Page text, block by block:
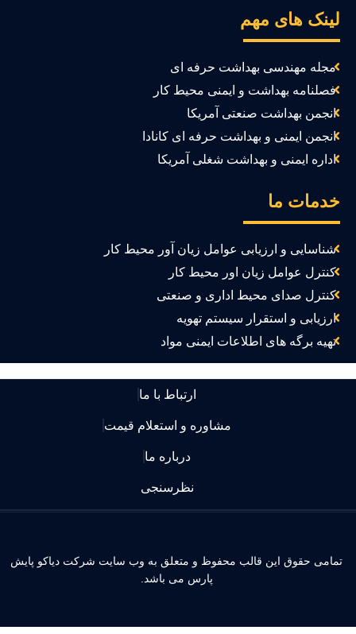
های مهم
مجله مهندسی بهداشت حرفه ای
فصلنامه بهداشت و ایمنی محیط کار
انجمن بهداشت صنعتی آمریکا
انجمن ایمنی و بهداشت حرفه ای کانادا
اداره ایمنی و بهداشت شغلی آمریکا
ما
شناسایی و ارزیابی عوامل زیان آور محیط کار
کنترل عوامل زیان اور محیط کار
کنترل صدای محیط اداری و صنعتی
ارزیابی و استقرار سیستم تهویه
تهیه برگه های اطلاعات ایمنی مواد
ارتباط با ما
مشاوره و استعلام قیمت
درباره ما
نظرسنجی
حقوق این قالب محفوظ و متعلق به وب سایت شرکت دیاکو پایش
پارس می باشد.